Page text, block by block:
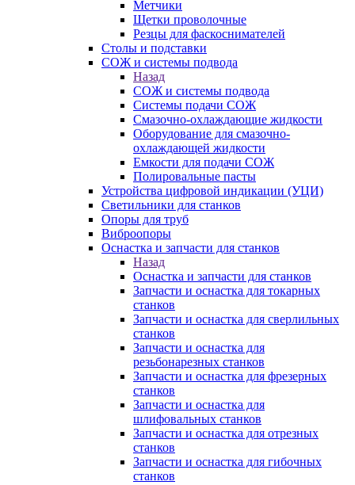
Метчики
Щетки проволочные
Резцы для фаскоснимателей
Столы и подставки
СОЖ и системы подвода
Назад
СОЖ и системы подвода
Системы подачи СОЖ
Смазочно-охлаждающие жидкости
Оборудование для смазочно-
охлаждающей жидкости
Емкости для подачи СОЖ
Полировальные пасты
Устройства цифровой индикации (УЦИ)
Светильники для станков
Опоры для труб
Виброопоры
Оснастка и запчасти для станков
Назад
Оснастка и запчасти для станков
Запчасти и оснастка для токарных
станков
Запчасти и оснастка для сверлильных
станков
Запчасти и оснастка для
резьбонарезных станков
Запчасти и оснастка для фрезерных
станков
Запчасти и оснастка для
шлифовальных станков
Запчасти и оснастка для отрезных
станков
Запчасти и оснастка для гибочных
станков